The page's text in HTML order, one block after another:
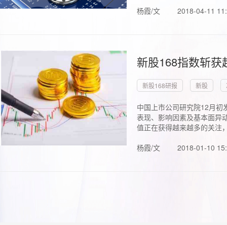
杨霞/文 2018-04-11
新股168指数斩
新股168研报 新股
中国上市公司研究院12月初
表现、影响因素及基本面异
值正在获得越来越多的关注
杨霞/文
2018-01-10